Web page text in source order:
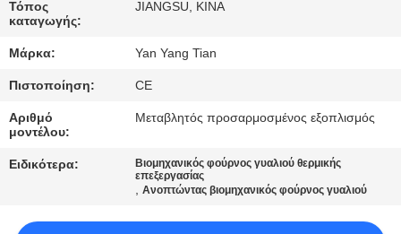
ΈΛΕΓΧΟΣ
ΠΟΙΌΤΗΤΑΣ
ΕΙΔΉΣΕΙΣ
ΥΠΟΘΈΣΕΙΣ
Τόπος
καταγωγής:
JIANGSU, ΚΙΝΑ
Μάρκα: Yan Yang Tian
Πιστοποίηση: CE
Αριθμό
μοντέλου:
Μεταβλητός προσαρμοσμένος εξοπλισμός
Ειδικότερα:
Βιομηχανικός φούρνος γυαλιού θερμικής
επεξεργασίας
,Ανοπτώντας βιομηχανικός φούρνος γυαλιού